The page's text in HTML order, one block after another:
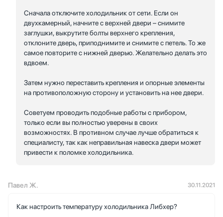
Сначала отключите холодильник от сети. Если он
двухкамерный, начните с верхней двери – снимите
заглушки, выкрутите болты верхнего крепления,
отклоните дверь, приподнимите и снимите с петель. То же
самое повторите с нижней дверью. Желательно делать это
вдвоем.
Затем нужно переставить крепления и опорные элементы
на противоположную сторону и установить на нее двери.
Советуем проводить подобные работы с прибором,
только если вы полностью уверены в своих
возможностях. В противном случае лучше обратиться к
специалисту, так как неправильная навеска двери может
привести к поломке холодильника.
Павел Ж. 30.11.2021
Как настроить температуру холодильника Либхер?